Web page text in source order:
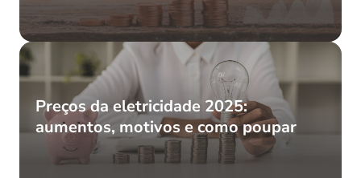
Preços da eletricidade 2025:
aumentos, motivos e como poupar